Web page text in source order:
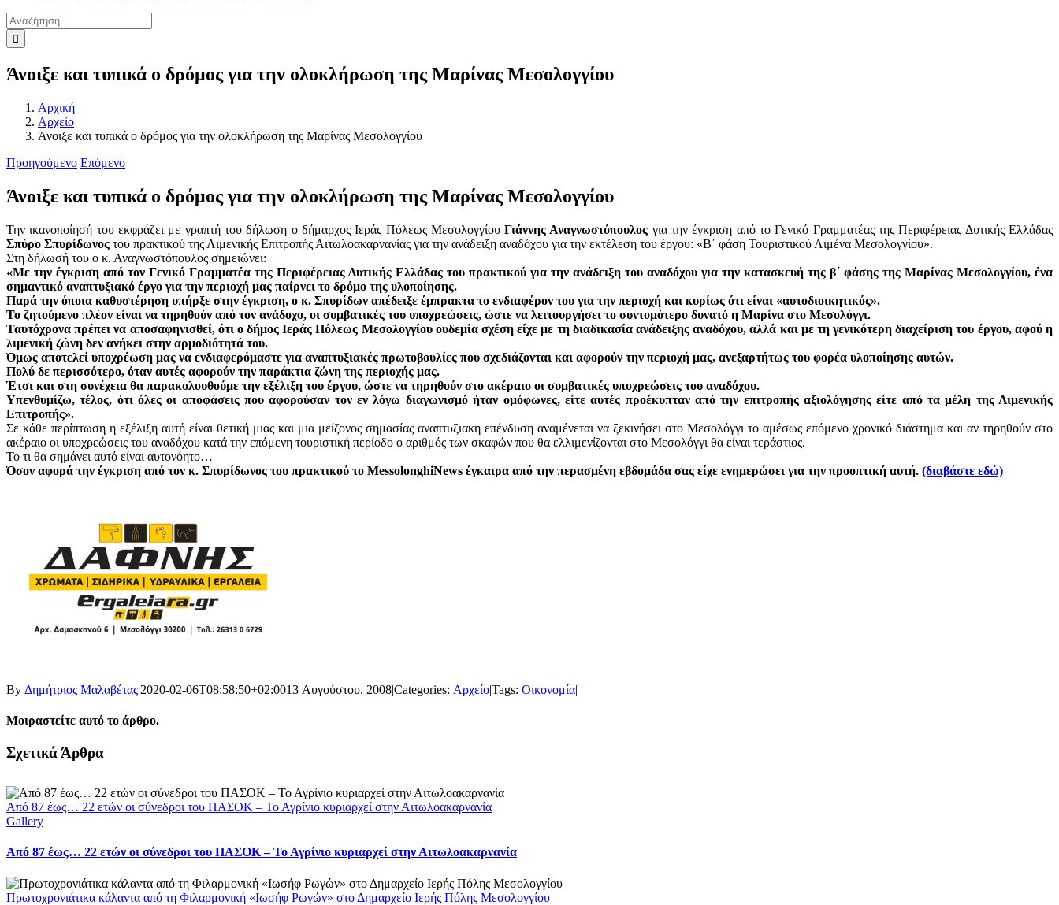
Αναζήτηση
για:
Άνοιξε και τυπικά ο δρόμος για την ολοκλήρωση της Μαρίνας Μεσολογγίου
Αρχική
Αρχείο
Άνοιξε και τυπικά ο δρόμος για την ολοκλήρωση της Μαρίνας Μεσολογγίου
Προηγούμενο Επόμενο
Άνοιξε και τυπικά ο δρόμος για την ολοκλήρωση της Μαρίνας Μεσολογγίου
Την ικανοποίησή του εκφράζει με γραπτή του δήλωση ο δήμαρχος Ιεράς Πόλεως ΜεσολογγίουΓιάννης Αναγνωστόπουλος για την έγκριση από το Γενικό Γραμματέας της Περιφέρειας Δυτικής Ελλάδας
Σπύρο Σπυρίδωνος του πρακτικού της Λιμενικής Επιτροπής Αιτωλοακαρνανίας για την ανάδειξη αναδόχου για την εκτέλεση του έργου: «Β΄ φάση Τουριστικού Λιμένα Μεσολογγίου».
Στη δήλωσή του ο κ. Αναγνωστόπουλος σημειώνει:
«Με την έγκριση από τον Γενικό Γραμματέα της Περιφέρειας Δυτικής Ελλάδας του πρακτικού για την ανάδειξη του αναδόχου για την κατασκευή της β΄ φάσης της Μαρίνας Μεσολογγίου, ένα
σημαντικό αναπτυξιακό έργο για την περιοχή μας παίρνει το δρόμο της υλοποίησης.
Παρά την όποια καθυστέρηση υπήρξε στην έγκριση, ο κ. Σπυρίδων απέδειξε έμπρακτα το ενδιαφέρον του για την περιοχή και κυρίως ότι είναι «αυτοδιοικητικός».
Το ζητούμενο πλέον είναι να τηρηθούν από τον ανάδοχο, οι συμβατικές του υποχρεώσεις, ώστε να λειτουργήσει το συντομότερο δυνατό η Μαρίνα στο Μεσολόγγι.
Ταυτόχρονα πρέπει να αποσαφηνισθεί, ότι ο δήμος Ιεράς Πόλεως Μεσολογγίου ουδεμία σχέση είχε με τη διαδικασία ανάδειξης αναδόχου, αλλά και με τη γενικότερη διαχείριση του έργου, αφού η
λιμενική ζώνη δεν ανήκει στην αρμοδιότητά του.
Όμως αποτελεί υποχρέωση μας να ενδιαφερόμαστε για αναπτυξιακές πρωτοβουλίες που σχεδιάζονται και αφορούν την περιοχή μας, ανεξαρτήτως του φορέα υλοποίησης αυτών.
Πολύ δε περισσότερο, όταν αυτές αφορούν την παράκτια ζώνη της περιοχής μας.
Έτσι και στη συνέχεια θα παρακολουθούμε την εξέλιξη του έργου, ώστε να τηρηθούν στο ακέραιο οι συμβατικές υποχρεώσεις του αναδόχου.
Υπενθυμίζω, τέλος, ότι όλες οι αποφάσεις που αφορούσαν τον εν λόγω διαγωνισμό ήταν ομόφωνες, είτε αυτές προέκυπταν από την επιτροπής αξιολόγησης είτε από τα μέλη της Λιμενικής
Επιτροπής».
Σε κάθε περίπτωση η εξέλιξη αυτή είναι θετική μιας και μια μείζονος σημασίας αναπτυξιακη επένδυση αναμένεται να ξεκινήσει στο Μεσολόγγι το αμέσως επόμενο χρονικό διάστημα και αν τηρηθούν στο
ακέραιο οι υποχρεώσεις του αναδόχου κατά την επόμενη τουριστική περίοδο ο αριθμός των σκαφών που θα ελλιμενίζονται στο Μεσολόγγι θα είναι τεράστιος.
Το τι θα σημάνει αυτό είναι αυτονόητο…
Όσον αφορά την έγκριση από τον κ. Σπυρίδωνος του πρακτικού το MessolonghiNews έγκαιρα από την περασμένη εβδομάδα σας είχε ενημερώσει για την προοπτική αυτή. (διαβάστε εδώ)
By Δημήτριος Μαλαβέτας|2020-02-06T08:58:50+02:0013 Αυγούστου, 2008|Categories: Αρχείο|Tags: Οικονομία|
Μοιραστείτε αυτό το άρθρο.
Facebook
X
LinkedIn
WhatsApp
Email
Σχετικά Άρθρα
Από 87 έως… 22 ετών οι σύνεδροι του ΠΑΣΟΚ – Το Αγρίνιο κυριαρχεί στην Αιτωλοακαρνανία
Gallery
Από 87 έως… 22 ετών οι σύνεδροι του ΠΑΣΟΚ – Το Αγρίνιο κυριαρχεί στην Αιτωλοακαρνανία
Πρωτοχρονιάτικα κάλαντα από τη Φιλαρμονική «Ιωσήφ Ρωγών» στο Δημαρχείο Ιερής Πόλης Μεσολογγίου